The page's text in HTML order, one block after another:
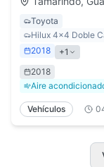
el País
Toyota
Hilux 4x4 Doble
2018
+1
2018
Aire
Vehículos